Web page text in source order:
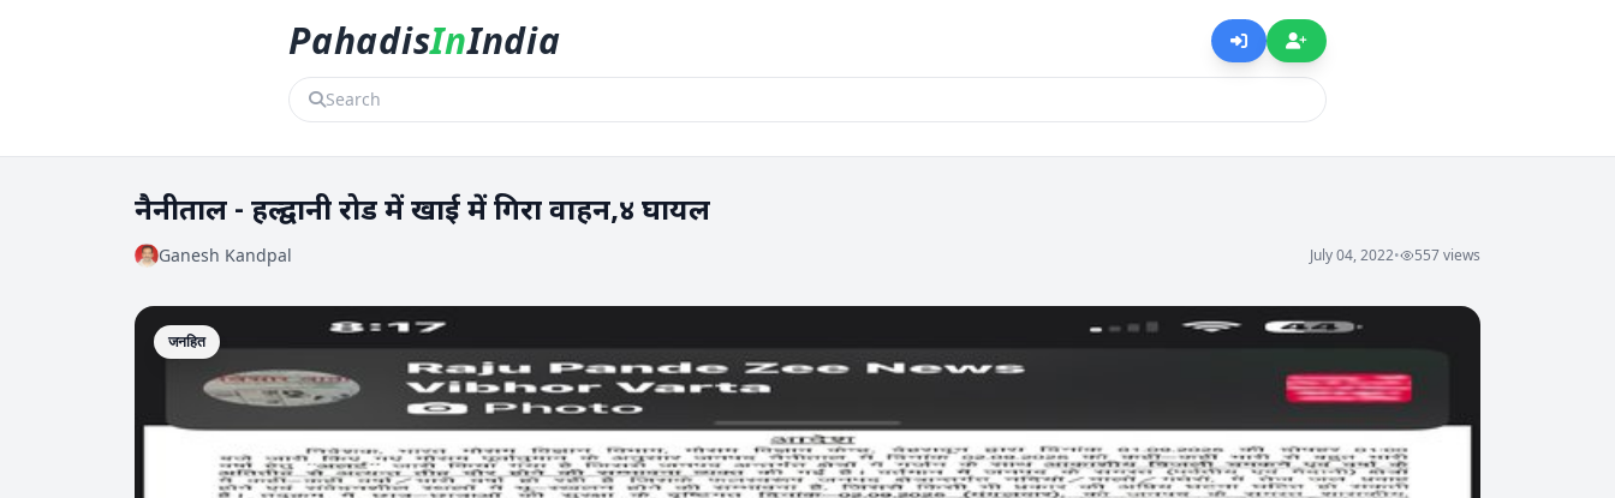
PahadisInIndia
नैनीताल - हल्द्वानी रोड में खाई में गिरा वाहन,४ घायल
Ganesh Kandpal July 04, 2022• 557 views
जनहित